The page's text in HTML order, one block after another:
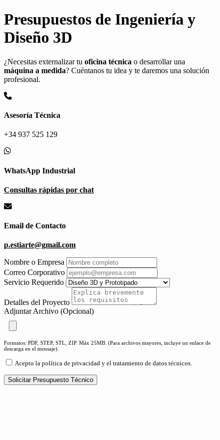
Presupuestos de Ingeniería y
Diseño 3D
¿Necesitas externalizar tu oficina técnica o desarrollar una
máquina a medida? Cuéntanos tu idea y te daremos una solución
profesional.
Asesoría Técnica
+34 937 525 129
WhatsApp Industrial
Consultas rápidas por chat
Email de Contacto
p.estiarte@gmail.com
Nombre o Empresa
Correo Corporativo
Servicio Requerido
Detalles del Proyecto
Adjuntar Archivo (Opcional)
Formatos: PDF, STEP, STL, ZIP. Máx 25MB. (Para archivos mayores, incluye un enlace de
descarga en el mensaje).
Acepto la política de privacidad y el tratamiento de datos técnicos.
Solicitar Presupuesto Técnico